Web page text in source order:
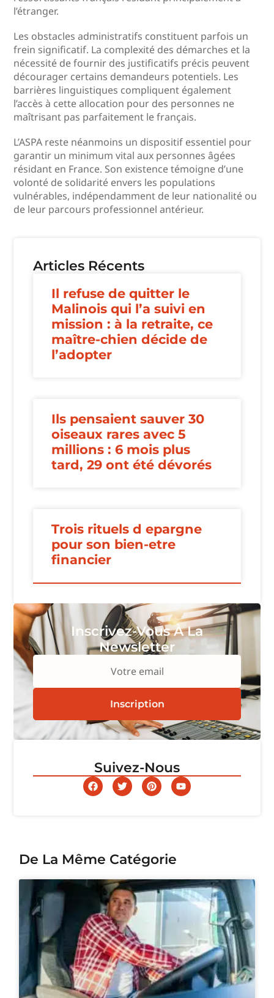
l’étranger.
Les obstacles administratifs constituent parfois un
frein significatif. La complexité des démarches et la
nécessité de fournir des justificatifs précis peuvent
décourager certains demandeurs potentiels. Les
barrières linguistiques compliquent également
l’accès à cette allocation pour des personnes ne
maîtrisant pas parfaitement le français.
L’ASPA reste néanmoins un dispositif essentiel pour
garantir un minimum vital aux personnes âgées
résidant en France. Son existence témoigne d’une
volonté de solidarité envers les populations
vulnérables, indépendamment de leur nationalité ou
de leur parcours professionnel antérieur.
Articles Récents
Il refuse de quitter le
Malinois qui l’a suivi en
mission : à la retraite, ce
maître-chien décide de
l’adopter
Ils pensaient sauver 30
oiseaux rares avec 5
millions : 6 mois plus
tard, 29 ont été dévorés
Trois rituels d epargne
pour son bien-etre
financier
Inscrivez-Vous À La
Newsletter
Votre email
Inscription
Suivez-Nous
De La Même Catégorie